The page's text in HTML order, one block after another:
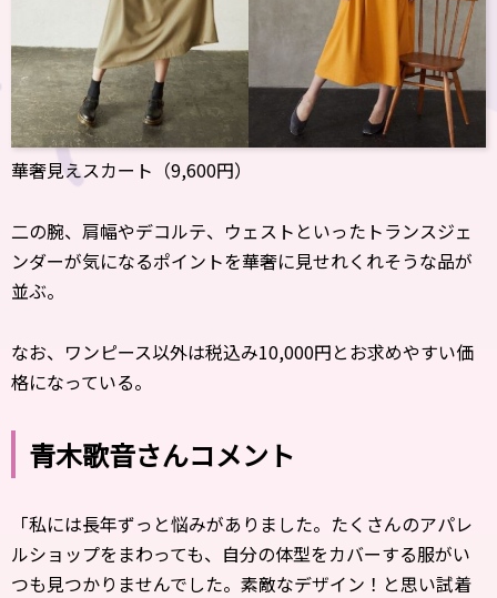
華奢見えスカート（9,600円）
二の腕、肩幅やデコルテ、ウェストといったトランスジェ
ンダーが気になるポイントを華奢に見せれくれそうな品が
並ぶ。
なお、ワンピース以外は税込み10,000円とお求めやすい価
格になっている。
青木歌音さんコメント
「私には長年ずっと悩みがありました。たくさんのアパレ
ルショップをまわっても、自分の体型をカバーする服がい
つも見つかりませんでした。素敵なデザイン！と思い試着